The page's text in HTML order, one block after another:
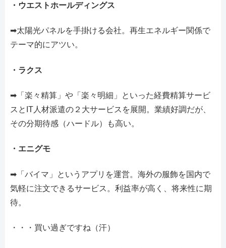
・ウエストホールディングス
➡太陽光パネルを手掛ける会社。再生エネルギー関係で
テーマ的にアツい。
・ラクス
➡「楽々精算」や「楽々明細」といった経費精算サービ
スとIT人材派遣の２大サービスを展開。業績好調だが、
その分期待感（ハードル）も高い。
・エニグモ
➡「バイマ」というアプリを運営。海外の服飾を国内で
気軽に注文できるサービス。利益率が高く、将来性に期
待。
・・・買い過ぎですね（汗）